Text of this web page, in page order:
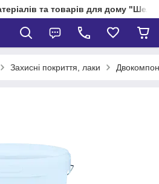
та товарів для дому
Захисні покриття, лаки